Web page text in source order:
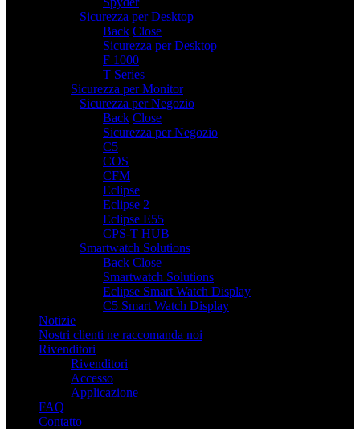
Sicurezza per Desktop
Back Close
Sicurezza per Desktop
F 1000
T Series
Sicurezza per Monitor
Sicurezza per Negozio
Back Close
Sicurezza per Negozio
C5
COS
CFM
Eclipse
Eclipse 2
Eclipse E55
CPS-T HUB
Smartwatch Solutions
Back Close
Smartwatch Solutions
Eclipse Smart Watch Display
C5 Smart Watch Display
Notizie
Nostri clienti ne raccomanda noi
Rivenditori
Rivenditori
Accesso
Applicazione
FAQ
Contatto